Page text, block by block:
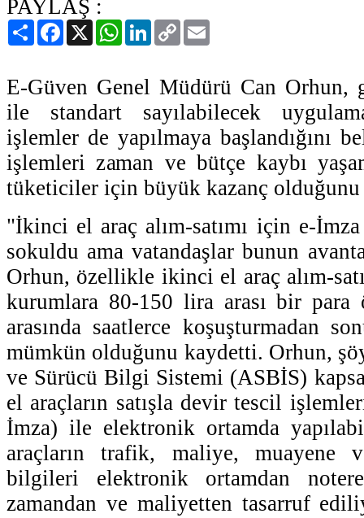
PAYLAŞ :
PaylaşFacebook
X WhatsAppLinkedIn
Copy
Link
E-Güven Genel Müdürü Can Orhun,
ile standart sayılabilecek
işlemler de yapılmaya başlandığını
işlemleri zaman ve bütçe kaybı
tüketiciler için büyük kazanç
"İkinci el araç alım-satımı için e-
sokuldu ama vatandaşlar bunun
Orhun, özellikle ikinci el araç alım-
kurumlara 80-150 lira arası bir para
arasında saatlerce koşuşturmadan
mümkün olduğunu kaydetti. Orhun,
ve Sürücü Bilgi Sistemi (ASBİS)
el araçların satışla devir tescil
İmza) ile elektronik ortamda
araçların trafik, maliye,
bilgileri elektronik ortamdan
zamandan ve maliyetten tasarruf